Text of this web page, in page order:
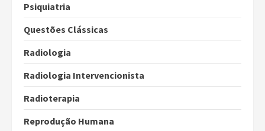
Psiquiatria
Questões Clássicas
Radiologia
Radiologia Intervencionista
Radioterapia
Reprodução Humana